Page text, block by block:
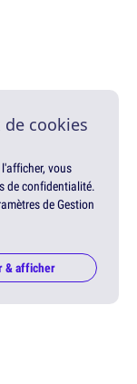
cookies
vous
de confidentialité.
de Gestion
& afficher